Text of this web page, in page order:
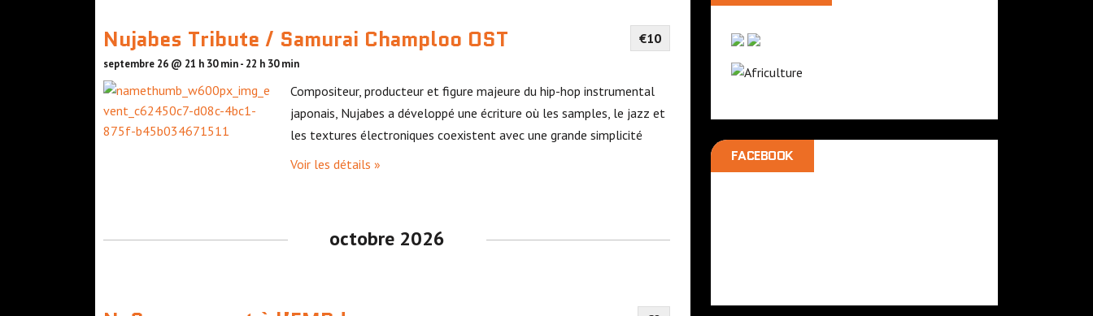
é
n
m
e
n
e
m
e
n
€10
Nujabes Tribute / Samurai Champloo OST
septembre 26 @ 21 h 30 min- 22 h 30 min
Compositeur, producteur et figure majeure du hip-hop instrumental
japonais, Nujabes a développé une écriture où les samples, le jazz et
les textures électroniques coexistent avec une grande simplicité
Voir les détails »
octobre 2026
FACEBOOK